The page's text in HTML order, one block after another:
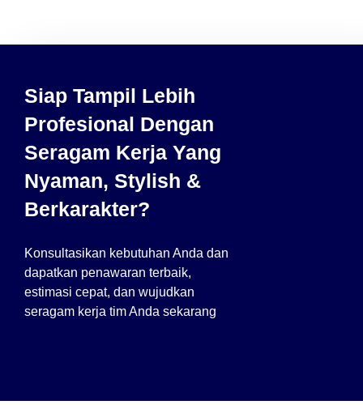
Siap Tampil Lebih
Profesional Dengan
Seragam Kerja Yang
Nyaman, Stylish &
Berkarakter?
Konsultasikan kebutuhan Anda dan
dapatkan penawaran terbaik,
estimasi cepat, dan wujudkan
seragam kerja tim Anda sekarang